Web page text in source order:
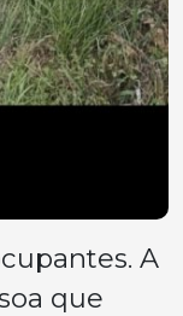
A
que